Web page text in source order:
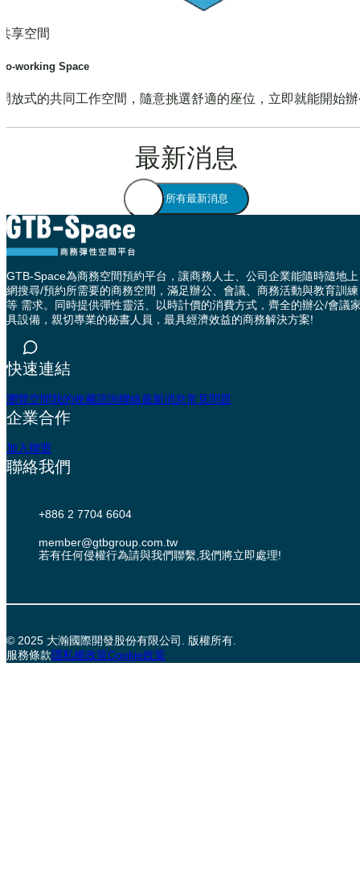
享空間
working Space
放式的共同工作空間，隨意挑選舒適的座位，立即就能開始
最新消息
查看所有最新消息
GTB-Space為商務空間預約平台，讓商務人士、公司企業能隨時隨地上
網搜尋/預約所需要的商務空間，滿足辦公、會議、商務活動與教育訓練
等 需求。同時提供彈性靈活、以時計價的消費方式，齊全的辦公/會議
具設備，親切專業的秘書人員，最具經濟效益的商務解決方案!
快速連結
瀏覽空間我的收藏諮詢聯絡最新消息常見問題
企業合作
加入聯盟
聯絡我們
+886 2 7704 6604
member@gtbgroup.com.tw
若有任何侵權行為請與我們聯繫,我們將立即處理!
© 2025 大瀚國際開發股份有限公司. 版權所有.
服務條款隱私權政策Cookie政策